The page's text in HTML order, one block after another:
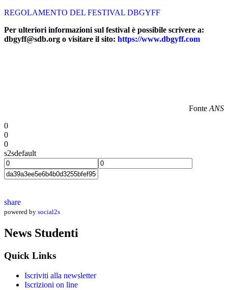
REGOLAMENTO DEL FESTIVAL DBGYFF
Per ulteriori informazioni sul festival è possibile scrivere a:
dbgyff@sdb.org o visitare il sito: https://www.dbgyff.com
Fonte ANS
0
0
0
s2sdefault
share
powered by social2s
News Studenti
Quick Links
Iscriviti alla newsletter
Iscrizioni on line